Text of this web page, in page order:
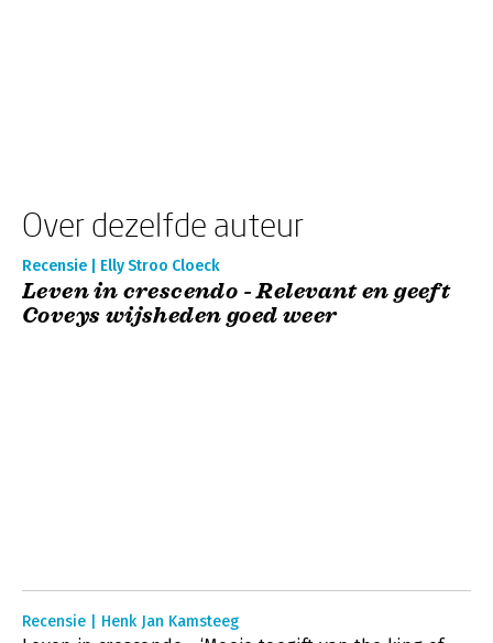
Over dezelfde auteur
Recensie | Elly Stroo Cloeck
Leven in crescendo - Relevant en geeft
Coveys wijsheden goed weer
Recensie | Henk Jan Kamsteeg